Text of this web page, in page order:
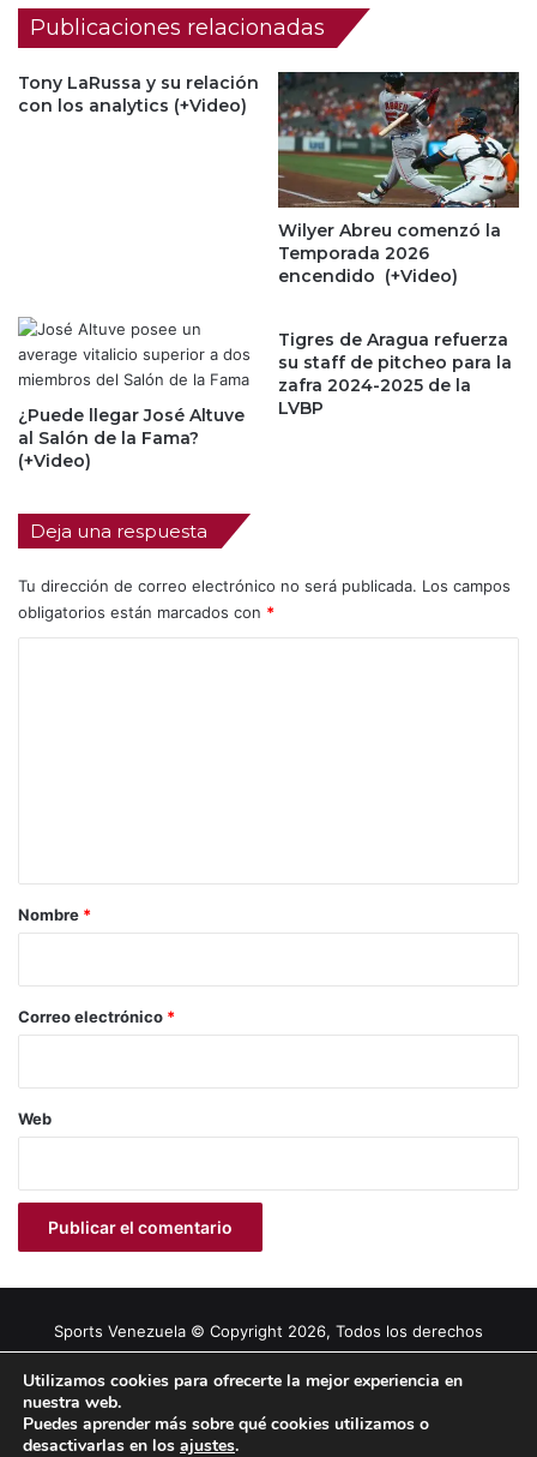
Publicaciones relacionadas
Tony LaRussa y su relación
con los analytics (+Video)
Wilyer Abreu comenzó la
Temporada 2026
encendido (+Video)
¿Puede llegar José Altuve
al Salón de la Fama?
(+Video)
Tigres de Aragua refuerza
su staff de pitcheo para la
zafra 2024-2025 de la
LVBP
Deja una respuesta
Tu dirección de correo electrónico no será publicada. Los campos
obligatorios están marcados con *
r
*
Nombre *
Correo electrónico *
Web
Sports Venezuela © Copyright 2026, Todos los derechos
Facebook
X YouTubeInstagram
Utilizamos cookies para ofrecerte la mejor experiencia en
nuestra web.
Puedes aprender más sobre qué cookies utilizamos o
desactivarlas en los ajustes.